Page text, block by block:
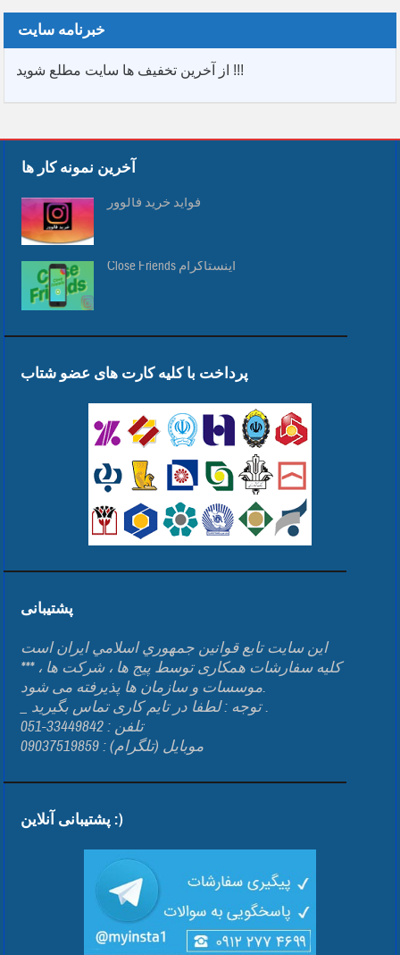
خبرنامه سایت
از آخرین تخفیف ها سایت مطلع شوید !!!
آخرین نمونه کار ها
فواید خرید فالوور
Close Friends اینستاگرام
پرداخت با کلیه کارت های عضو شتاب
پشتیبانی
اين سايت تابع قوانين جمهوري اسلامي ايران است
*** کلیه سفارشات همکاری توسط پیج ها ، شرکت ها ،
موسسات و سازمان ها پذیرفته می شود.
_ توجه : لطفا در تایم کاری تماس بگیرید .
تلفن : 33449842-051
موبایل (تلگرام) : 09037519859
پشتیبانی آنلاین :)